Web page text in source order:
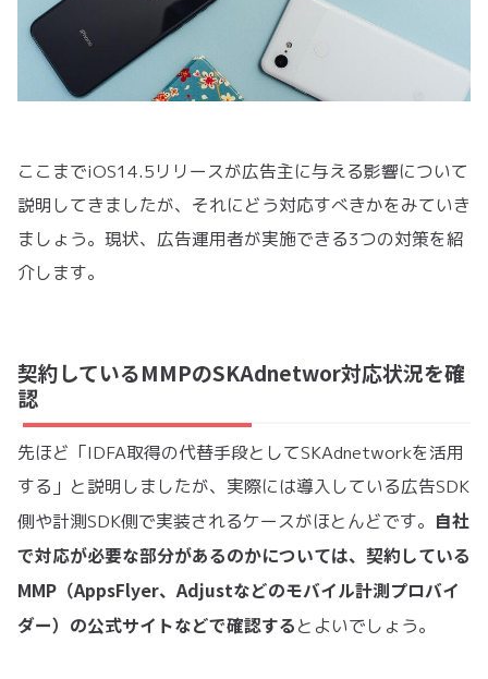
ここまでiOS14.5リリースが広告主に与える影響について
説明してきましたが、それにどう対応すべきかをみていき
ましょう。現状、広告運用者が実施できる3つの対策を紹
介します。
契約しているMMPのSKAdnetwor対応状況を確
認
先ほど「IDFA取得の代替手段としてSKAdnetworkを活用
する」と説明しましたが、実際には導入している広告SDK
側や計測SDK側で実装されるケースがほとんどです。 自社
で対応が必要な部分があるのかについては、契約している
MMP（AppsFlyer、Adjustなどのモバイル計測プロバイ
ダー）の公式サイトなどで確認するとよいでしょう。